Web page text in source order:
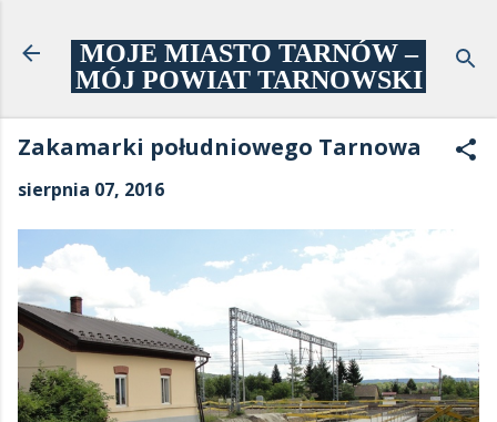
MOJE MIASTO TARNÓW –
MÓJ POWIAT TARNOWSKI
Zakamarki południowego Tarnowa
sierpnia 07, 2016